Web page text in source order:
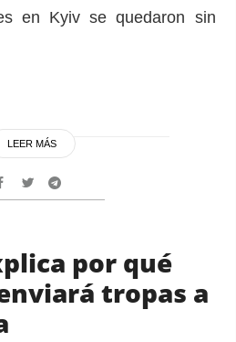
en Kyiv se quedaron sin
LEER MÁS
por qué
tropas a